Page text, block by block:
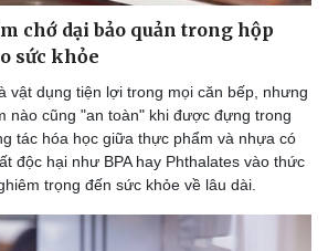
chớ dại bảo quản trong hộp
sức khỏe
vật dụng tiện lợi trong mọi căn bếp, nhưng
nào cũng "an toàn" khi được đựng trong
tác hóa học giữa thực phẩm và nhựa có
độc hại như BPA hay Phthalates vào thức
trọng đến sức khỏe về lâu dài.